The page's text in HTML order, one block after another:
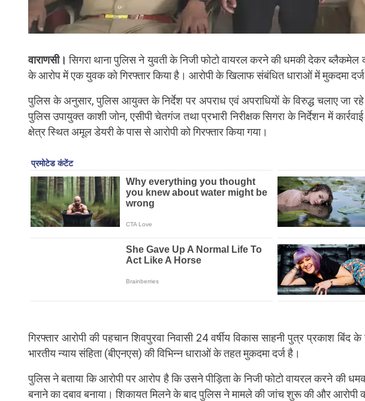
वाराणसी। सिगरा थाना पुलिस ने युवती के निजी फोटो वायरल करने की धमकी देकर
के आरोप में एक युवक को गिरफ्तार किया है। आरोपी के खिलाफ संबंधित धाराओं में मुकदमा दर्ज
पुलिस के अनुसार, पुलिस आयुक्त के निर्देश पर अपराध एवं अपराधियों के विरुद्ध चलाए जा
पुलिस उपायुक्त काशी जोन, एसीपी चेतगंज तथा प्रभारी निरीक्षक सिगरा के निर्देशन में
क्षेत्र स्थित अमूल डेयरी के पास से आरोपी को गिरफ्तार किया गया।
गिरफ्तार आरोपी की पहचान शिवपुरवा निवासी 24 वर्षीय विकास साहनी पुत्र प्रकाश
भारतीय न्याय संहिता (बीएनएस) की विभिन्न धाराओं के तहत मुकदमा दर्ज है।
पुलिस ने बताया कि आरोपी पर आरोप है कि उसने पीड़िता के निजी फोटो वायरल करने
बनाने का दबाव बनाया। शिकायत मिलने के बाद पुलिस ने मामले की जांच शुरू की और आरोपी